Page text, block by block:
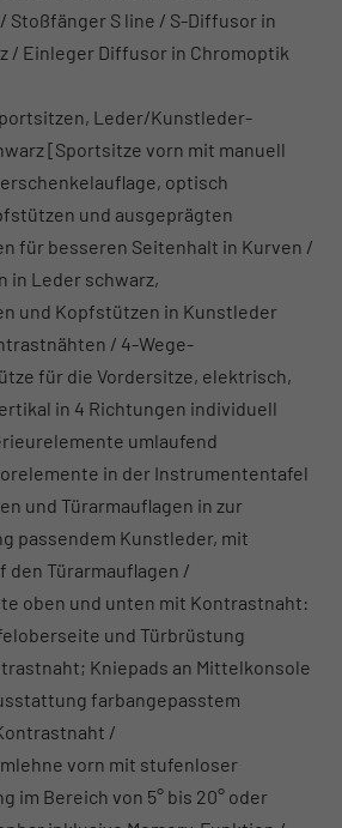
Stoßfänger S line / S-Diffusor in
/ Einleger Diffusor in Chromoptik
Leder/Kunstleder-
[Sportsitze vorn mit manuell
optisch
und ausgeprägten
für besseren Seitenhalt in Kurven /
in Leder schwarz,
und Kopfstützen in Kunstleder
/ 4-Wege-
für die Vordersitze, elektrisch,
in 4 Richtungen individuell
umlaufend
in der Instrumententafel
und Türarmauflagen in zur
passendem Kunstleder, mit
den Türarmauflagen /
oben und unten mit Kontrastnaht:
und Türbrüstung
Kniepads an Mittelkonsole
farbangepasstem
/
vorn mit stufenloser
im Bereich von 5° bis 20° oder